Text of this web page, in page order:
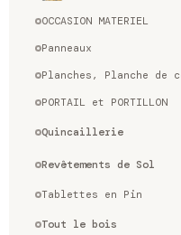
OCCASION MATERIEL
Panneaux
Planches, Planche de
PORTAIL et PORTILLON
Quincaillerie
Revêtements de Sol
Tablettes en Pin
Tout le bois